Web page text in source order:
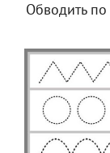
Обводить